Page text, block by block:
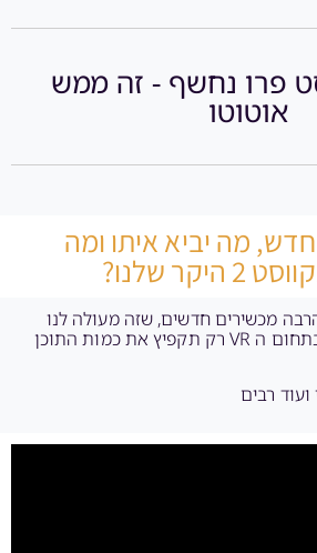
פרו נחשף - זה ממש
אוטוטו
מה יביא איתו ומה
שלנו?
מכשירים חדשים, שזה מעולה לנו
כצרכנים! קצת תחרות בתחום ה VR רק תקפיץ את כמות התוכן